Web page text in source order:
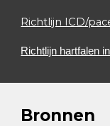
Richtlijn ICD/
Richtlijn hartfalen
Bronnen